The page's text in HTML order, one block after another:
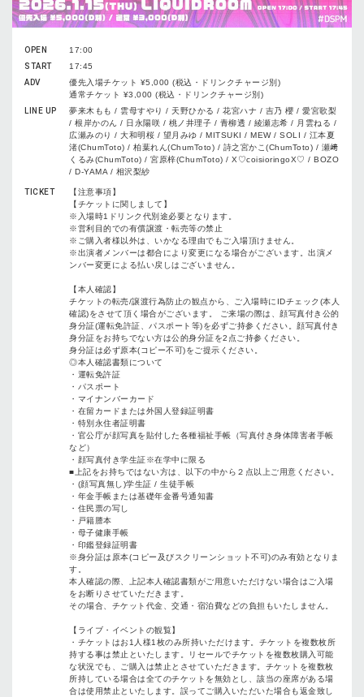
OPEN
17:00
START
17:45
ADV
優先入場チケット ¥5,000 (税込・ドリンクチャージ別)
通常チケット ¥3,000 (税込・ドリンクチャージ別)
LINE UP
夢来木もも / 雲母すやり / 天野ひかる / 花宮ハナ / 吉乃 櫻 / 愛宮歌梨
/ 根岸かのん / 日永陽咲 / 桃ノ井理子 / 青柳透 / 綾瀬志希 / 月雲ねる /
広瀬みのり / 大和明桜 / 望月みゆ / MITSUKI / MEW / SOLI / 江本夏
渚(ChumToto) / 柏葉れん(ChumToto) / 詩之宮かこ(ChumToto) / 瀬﨑
くるみ(ChumToto) / 宮原梓(ChumToto) / X♡coisioringoX♡ / BOZO
/ D-YAMA / 相沢梨紗
TICKET
【注意事項】
【チケットに関しまして】
※入場時1ドリンク代別途必要となります。
※営利目的での有償譲渡・転売等の禁止
※ご購入者様以外は、いかなる理由でもご入場頂けません。
※出演者メンバーは都合により変更になる場合がございます。出演メ
ンバー変更による払い戻しはございません。
【本人確認】
チケットの転売/譲渡行為防止の観点から、ご入場時にIDチェック(本人
確認)をさせて頂く場合がございます。 ご来場の際は、顔写真付き公的
身分証(運転免許証、パスポート等)を必ずご持参ください。顔写真付き
身分証をお持ちでない方は公的身分証を2点ご持参ください。
身分証は必ず原本(コピー不可)をご提示ください。
◎本人確認書類について
・運転免許証
・パスポート
・マイナンバーカード
・在留カードまたは外国人登録証明書
・特別永住者証明書
・官公庁が顔写真を貼付した各種福祉手帳（写真付き身体障害者手帳
など）
・顔写真付き学生証※在学中に限る
■上記をお持ちではない方は、以下の中から２点以上ご用意ください。
・(顔写真無し)学生証 / 生徒手帳
・年金手帳または基礎年金番号通知書
・住民票の写し
・戸籍謄本
・母子健康手帳
・印鑑登録証明書
※身分証は原本(コピー及びスクリーンショット不可)のみ有効となりま
す。
本人確認の際、上記本人確認書類がご用意いただけない場合はご入場
をお断りさせていただきます。
その場合、チケット代金、交通・宿泊費などの負担もいたしません。
【ライブ・イベントの観覧】
・チケットはお1人様1枚のみ所持いただけます。チケットを複数枚所
持する事は禁止といたします。リセールでチケットを複数枚購入可能
な状況でも、ご購入は禁止とさせていただきます。チケットを複数枚
所持している場合は全てのチケットを無効とし、該当の座席がある場
合は使用禁止といたします。誤ってご購入いただいた場合も返金致し